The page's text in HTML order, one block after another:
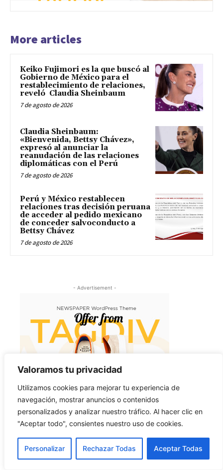
Valoramos tu privacidad
Utilizamos cookies para mejorar tu experiencia de
navegación, mostrar anuncios o contenidos
personalizados y analizar nuestro tráfico. Al hacer clic en
"Aceptar todo", consientes nuestro uso de cookies.
Personalizar Rechazar Todas Aceptar Todas
More articles
Keiko Fujimori es la que buscó al
Gobierno de México para el
restablecimiento de relaciones,
reveló Claudia Sheinbaum
7 de agosto de 2026
Claudia Sheinbaum:
«Bienvenida, Bettsy Chávez»,
expresó al anunciar la
reanudación de las relaciones
diplomáticas con el Perú
7 de agosto de 2026
Perú y México restablecen
relaciones tras decisión peruana
de acceder al pedido mexicano
de conceder salvoconducto a
Bettsy Chávez
7 de agosto de 2026
- Advertisement -
Latest article